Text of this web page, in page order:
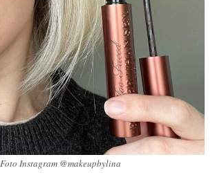
Foto Instagram @makeupbylina